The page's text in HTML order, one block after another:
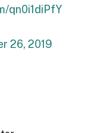
qn0i1diPfY
26, 2019